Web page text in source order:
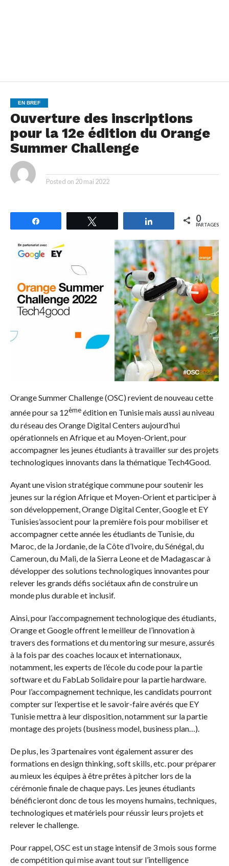
EN BREF
Ouverture des inscriptions
pour la 12e édition du Orange
Summer Challenge
Posted on 20 mai 2022
Partagez 0
PARTAGES
Orange Summer Challenge (OSC) revient de nouveau cette
année pour sa 12èmeédition en Tunisie mais aussi au niveau
du réseau des Orange Digital Centers aujourd’hui
opérationnels en Afrique et au Moyen-Orient, pour
accompagner les jeunes étudiants à travailler sur des projets
technologiques innovants dans la thématique Tech4Good.
Ayant une vision stratégique commune pour soutenir les
jeunes sur la région Afrique et Moyen-Orient et participer à
son développement, Orange Digital Center, Google et EY
Tunisies’associent pour la première fois pour mobiliser et
accompagner cette année les étudiants de Tunisie, du
Maroc, de la Jordanie, de la Côte d’Ivoire, du Sénégal, du
Cameroun, du Mali, de la Sierra Leone et de Madagascar à
développer des solutions technologiques innovantes pour
relever les grands défis sociétaux afin de construire un
monde plus durable et inclusif.
Ainsi, pour l’accompagnement technologique des étudiants,
Orange et Google offrent le meilleur de l’innovation à
travers des formations et du mentoring sur mesure, assurés
à la fois par des coaches locaux et internationaux,
notamment, les experts de l’école du code pour la partie
software et du FabLab Solidaire pour la partie hardware.
Pour l’accompagnement technique, les candidats pourront
compter sur l’expertise et le savoir-faire avérés que EY
Tunisie mettra à leur disposition, notamment sur la partie
montage des projets (business model, business plan…).
De plus, les 3 partenaires vont également assurer des
formations en design thinking, soft skills, etc. pour préparer
au mieux les équipes à être prêtes à pitcher lors de la
cérémonie finale de chaque pays. Les jeunes étudiants
bénéficieront donc de tous les moyens humains, techniques,
technologiques et matériels pour réussir leurs projets et
relever le challenge.
Pour rappel, OSC est un stage intensif de 3 mois sous forme
de compétition qui mise avant tout sur l’intelligence